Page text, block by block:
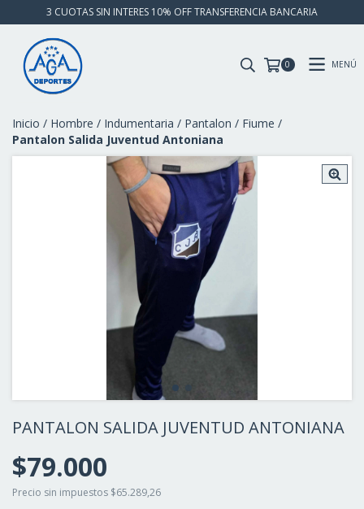
3 CUOTAS SIN INTERES 10% OFF TRANSFERENCIA BANCARIA
0 MENÚ
Inicio / Hombre / Indumentaria / Pantalon / Fiume /
Pantalon Salida Juventud Antoniana
PANTALON SALIDA JUVENTUD ANTONIANA
$79.000
Precio sin impuestos $65.289,26